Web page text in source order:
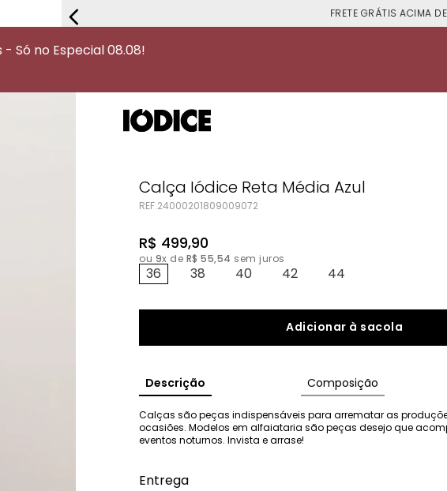
FRETE GRÁTIS ACIMA DE
- Só no Especial 08.08!
Calça Iódice Reta Média Azul
REF.24000201809009072
R$ 499,90
ou 9x de R$ 55,54 sem juros
36 38 40 42 44
Adicionar à sacola
Descrição Composição
Calças são peças indispensáveis para arrematar as
ocasiões. Modelos em alfaiataria são peças desejo que
eventos noturnos. Invista e arrase!
Entrega